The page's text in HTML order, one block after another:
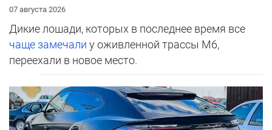
07 августа 2026
Дикие лошади, которых в последнее время все
чаще замечали у оживленной трассы М6,
переехали в новое место.